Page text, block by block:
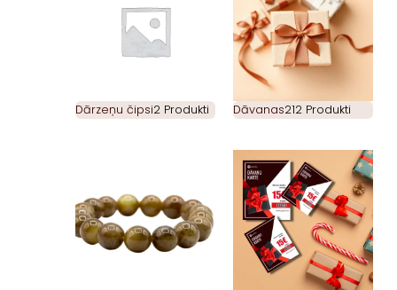
Dārzeņu čipsi2 Produkti Dāvanas212 Produkti